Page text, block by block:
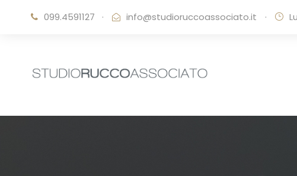
099.4591127 · info@studioruccoassociato.it ·